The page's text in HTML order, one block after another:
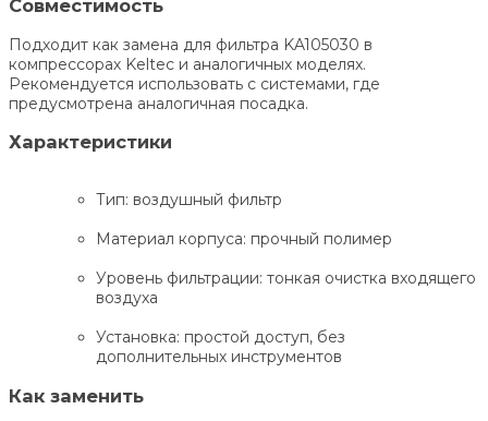
Совместимость
Подходит как замена для фильтра KA105030 в
компрессорах Keltec и аналогичных моделях.
Рекомендуется использовать с системами, где
предусмотрена аналогичная посадка.
Характеристики
Тип: воздушный фильтр
Материал корпуса: прочный полимер
Уровень фильтрации: тонкая очистка входящего
воздуха
Установка: простой доступ, без
дополнительных инструментов
Как заменить